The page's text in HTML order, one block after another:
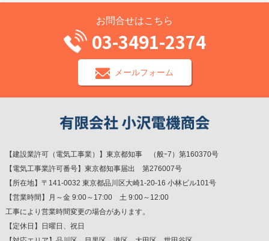
お問合せはこちら
03-3491-2374
メールフォーム
【建設業許可（電気工事業）】東京都知事 （般ｰ7）第160370号
【電気工事業許可番号】東京都知事届出 第276007号
【所在地】〒141-0032 東京都品川区大崎1-20-16 小林ビル101号
【営業時間】月～金 9:00～17:00 土 9:00～12:00
工事により営業時間変更の場合があります。
【定休日】日曜日、祝日